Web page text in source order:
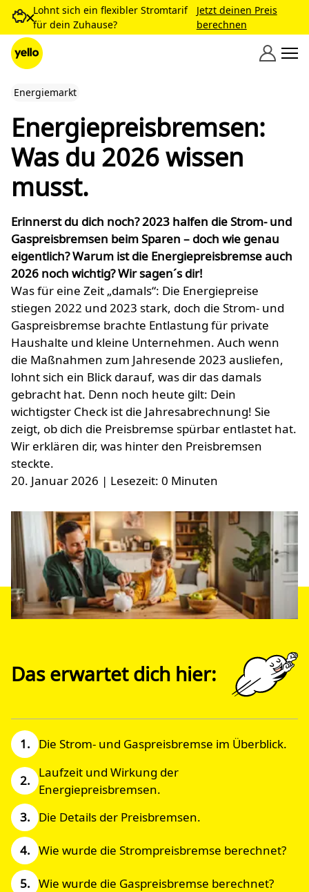
Zum Inhalt springen
Lohnt sich ein flexibler Stromtarif
für dein Zuhause?
Jetzt deinen Preis
berechnen
Energiemarkt
Energie­preis­bremsen:
Was du 2026 wissen
musst.
Erinnerst du dich noch? 2023 halfen die Strom- und
Gaspreisbremsen beim Sparen – doch wie genau
eigentlich? Warum ist die Energiepreisbremse auch
2026 noch wichtig? Wir sagen´s dir!
Was für eine Zeit „damals“: Die Energiepreise
stiegen 2022 und 2023 stark, doch die Strom- und
Gaspreisbremse brachte Entlastung für private
Haushalte und kleine Unternehmen. Auch wenn
die Maßnahmen zum Jahresende 2023 ausliefen,
lohnt sich ein Blick darauf, was dir das damals
gebracht hat. Denn noch heute gilt: Dein
wichtigster Check ist die Jahresabrechnung! Sie
zeigt, ob dich die Preisbremse spürbar entlastet hat.
Wir erklären dir, was hinter den Preisbremsen
steckte.
20. Januar 2026 | Lesezeit: 0 Minuten
Das erwartet dich hier:
Die Strom- und Gaspreisbremse im Überblick.
Laufzeit und Wirkung der
Energiepreisbremsen.
Die Details der Preisbremsen.
Wie wurde die Strompreisbremse berechnet?
Wie wurde die Gaspreisbremse berechnet?